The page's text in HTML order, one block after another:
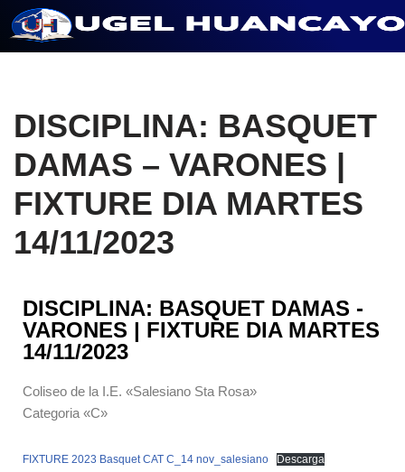
DISCIPLINA: BASQUET
DAMAS – VARONES |
FIXTURE DIA MARTES
14/11/2023
DISCIPLINA: BASQUET DAMAS -
VARONES | FIXTURE DIA MARTES
14/11/2023
Coliseo de la I.E. «Salesiano Sta Rosa»
Categoria «C»
FIXTURE 2023 Basquet CAT C_14 nov_salesiano Descarga